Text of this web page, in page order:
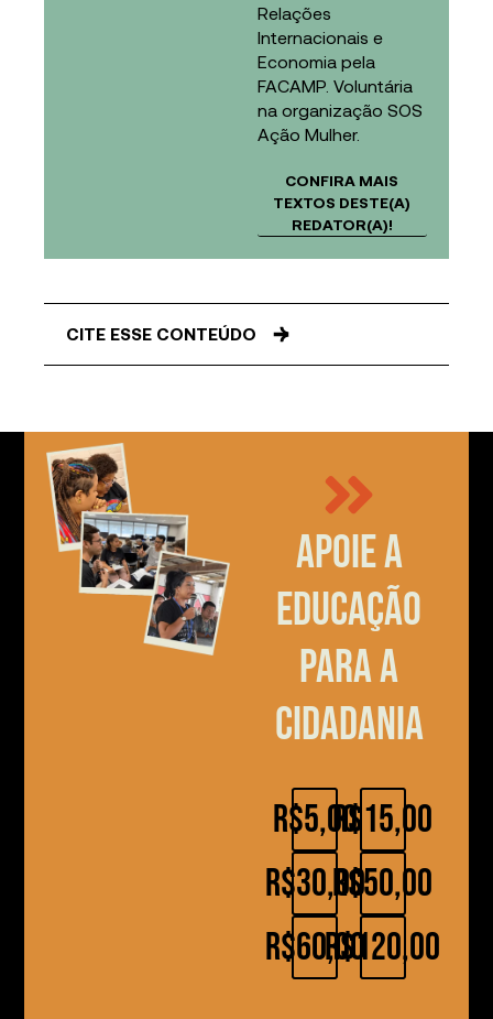
Relações
Internacionais e
Economia pela
FACAMP. Voluntária
na organização SOS
Ação Mulher.
CONFIRA MAIS
TEXTOS DESTE(A)
REDATOR(A)!
CITE ESSE CONTEÚDO
Apoie a
educação
para a
cidadania
R$5,00
R$30,00
R$60,00
R$15,00
R$50,00
R$120,00